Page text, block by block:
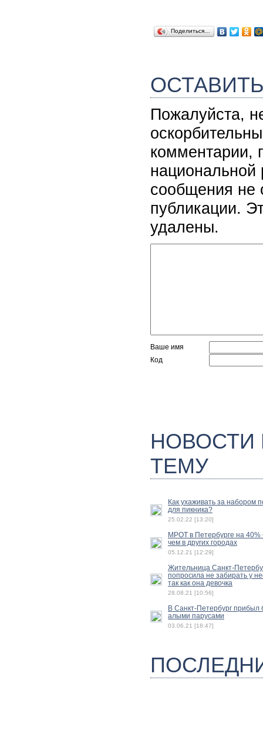
Поделиться…
Пожалуйста,
комментарии,
национальной
сообщения не
публикации.
удалены.
Ваше имя
Код
ТЕМУ
Как ухаживать за набором
для пикника?
25.02.22 [13:20]
МРОТ в Петербурге на
чем в других городах
05.12.21 [12:29]
Жительница Санкт-
попросила не забирать у
так как она девочка
28.08.21 [10:56]
В Санкт-Петербург прибыл
алыми парусами
03.06.21 [18:47]